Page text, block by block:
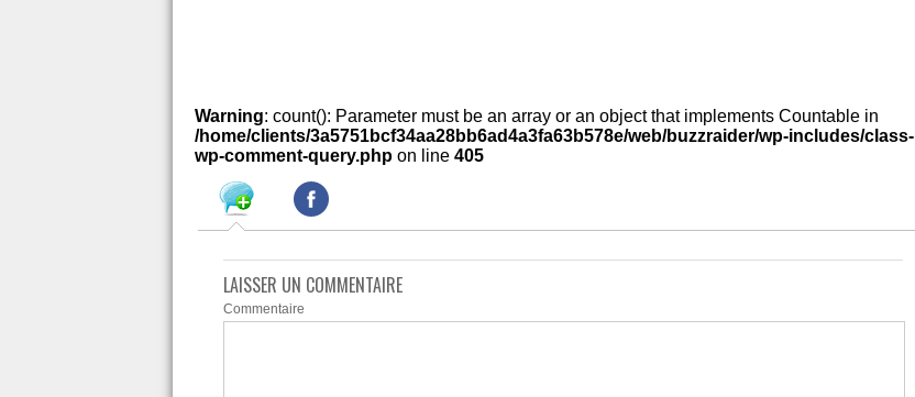
Warning: count(): Parameter must be an array or an object that implements Countable in
/home/clients/3a5751bcf34aa28bb6ad4a3fa63b578e/web/buzzraider/wp-includes/class-
wp-comment-query.php on line 405
LAISSER UN COMMENTAIRE
Commentaire